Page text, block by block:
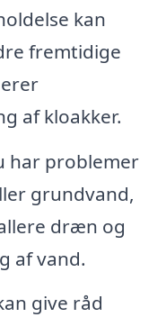
kan
fremtidige
af kloakker.
har problemer
grundvand,
dræn og
af vand.
give råd